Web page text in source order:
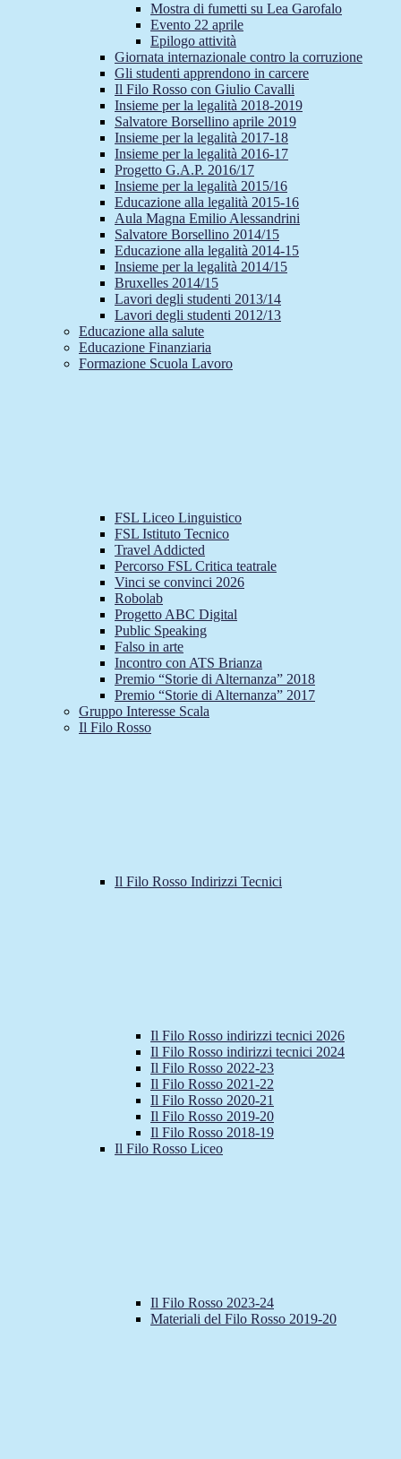
Mostra di fumetti su Lea Garofalo
Evento 22 aprile
Epilogo attività
Giornata internazionale contro la corruzione
Gli studenti apprendono in carcere
Il Filo Rosso con Giulio Cavalli
Insieme per la legalità 2018-2019
Salvatore Borsellino aprile 2019
Insieme per la legalità 2017-18
Insieme per la legalità 2016-17
Progetto G.A.P. 2016/17
Insieme per la legalità 2015/16
Educazione alla legalità 2015-16
Aula Magna Emilio Alessandrini
Salvatore Borsellino 2014/15
Educazione alla legalità 2014-15
Insieme per la legalità 2014/15
Bruxelles 2014/15
Lavori degli studenti 2013/14
Lavori degli studenti 2012/13
Educazione alla salute
Educazione Finanziaria
Formazione Scuola Lavoro
FSL Liceo Linguistico
FSL Istituto Tecnico
Travel Addicted
Percorso FSL Critica teatrale
Vinci se convinci 2026
Robolab
Progetto ABC Digital
Public Speaking
Falso in arte
Incontro con ATS Brianza
Premio “Storie di Alternanza” 2018
Premio “Storie di Alternanza” 2017
Gruppo Interesse Scala
Il Filo Rosso
Il Filo Rosso Indirizzi Tecnici
Il Filo Rosso indirizzi tecnici 2026
Il Filo Rosso indirizzi tecnici 2024
Il Filo Rosso 2022-23
Il Filo Rosso 2021-22
Il Filo Rosso 2020-21
Il Filo Rosso 2019-20
Il Filo Rosso 2018-19
Il Filo Rosso Liceo
Il Filo Rosso 2023-24
Materiali del Filo Rosso 2019-20